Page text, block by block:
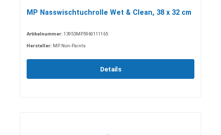
MP Nasswischtuchrolle Wet & Clean, 38 x 32 cm
Artikelnummer: 13953MP5960111165
Hersteller: MP Non-Paints
Details